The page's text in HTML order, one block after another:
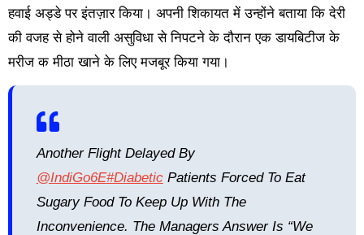
हवाई अड्डे पर इंतज़ार किया। अपनी शिकायत में उन्होंने बताया कि देरी
की वजह से होने वाली असुविधा से निपटने के दौरान एक डायबिटीज के
मरीज क मीठा खाने के लिए मजबूर किया गया।
Another Flight Delayed By
@IndiGo6E#diabeticPatients Forced To Eat
Sugary Food To Keep Up With The
Inconvenience. The Managers Answer Is “we